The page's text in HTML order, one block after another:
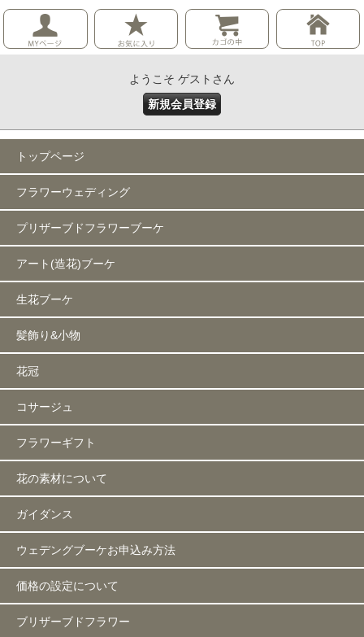
ようこそ ゲストさん
新規会員登録
トップページ
フラワーウェディング
プリザーブドフラワーブーケ
アート(造花)ブーケ
生花ブーケ
髪飾り&小物
花冠
コサージュ
フラワーギフト
花の素材について
ガイダンス
ウェデングブーケお申込み方法
価格の設定について
ブリザーブドフラワー